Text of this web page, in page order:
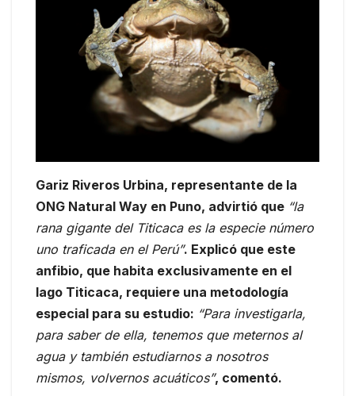
Gariz Riveros Urbina, representante de la
ONG Natural Way en Puno, advirtió que “la
rana gigante del Titicaca es la especie número
uno traficada en el Perú”. Explicó que este
anfibio, que habita exclusivamente en el
lago Titicaca, requiere una metodología
especial para su estudio: “Para investigarla,
para saber de ella, tenemos que meternos al
agua y también estudiarnos a nosotros
mismos, volvernos acuáticos”, comentó.